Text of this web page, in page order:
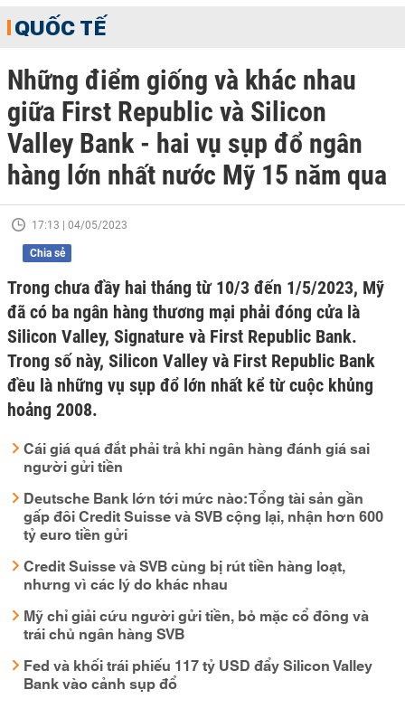
QUỐC TẾ
Những điểm giống và khác nhau
giữa First Republic và Silicon
Valley Bank - hai vụ sụp đổ ngân
hàng lớn nhất nước Mỹ 15 năm qua
17:13 | 04/05/2023
Chia sẻ
Trong chưa đầy hai tháng từ 10/3 đến 1/5/2023, Mỹ
đã có ba ngân hàng thương mại phải đóng cửa là
Silicon Valley, Signature và First Republic Bank.
Trong số này, Silicon Valley và First Republic Bank
đều là những vụ sụp đổ lớn nhất kể từ cuộc khủng
hoảng 2008.
Cái giá quá đắt phải trả khi ngân hàng đánh giá sai
người gửi tiền
Deutsche Bank lớn tới mức nào: Tổng tài sản gần
gấp đôi Credit Suisse và SVB cộng lại, nhận hơn 600
tỷ euro tiền gửi
Credit Suisse và SVB cùng bị rút tiền hàng loạt,
nhưng vì các lý do khác nhau
Mỹ chỉ giải cứu người gửi tiền, bỏ mặc cổ đông và
trái chủ ngân hàng SVB
Fed và khối trái phiếu 117 tỷ USD đẩy Silicon Valley
Bank vào cảnh sụp đổ